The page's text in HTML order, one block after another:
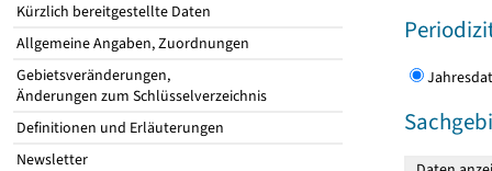
Kürzlich bereitgestellte Daten
Allgemeine Angaben, Zuordnungen
Gebietsveränderungen,
Änderungen zum Schlüsselverzeichnis
Definitionen und Erläuterungen
Newsletter